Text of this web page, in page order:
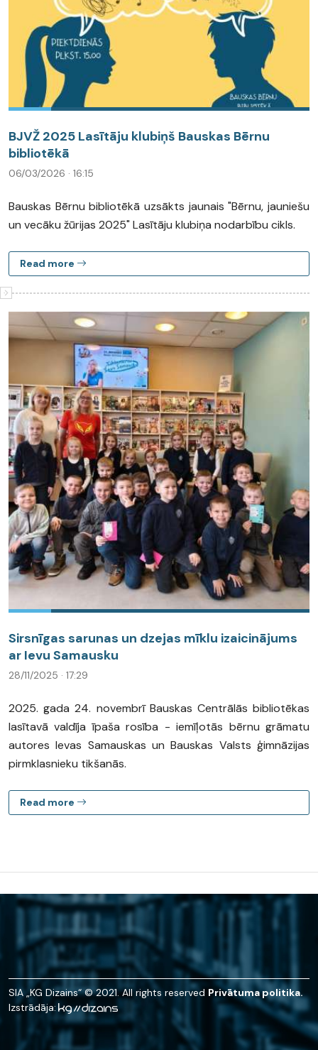
BJVŽ 2025 Lasītāju klubiņš Bauskas Bērnu
bibliotēkā
06/03/2026 · 16:15
Bauskas Bērnu bibliotēkā uzsākts jaunais "Bērnu, jauniešu
un vecāku žūrijas 2025" Lasītāju klubiņa nodarbību cikls.
Read more
Sirsnīgas sarunas un dzejas mīklu izaicinājums
ar Ievu Samausku
28/11/2025 · 17:29
2025. gada 24. novembrī Bauskas Centrālās bibliotēkas
lasītavā valdīja īpaša rosība - iemīļotās bērnu grāmatu
autores Ievas Samauskas un Bauskas Valsts ģimnāzijas
pirmklasnieku tikšanās.
Read more
SIA „KG Dizains“ © 2021. All rights reserved Privātuma politika.
Izstrādāja: